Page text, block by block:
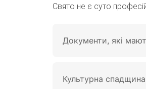
Свято не є суто
Документи, які
Культурна